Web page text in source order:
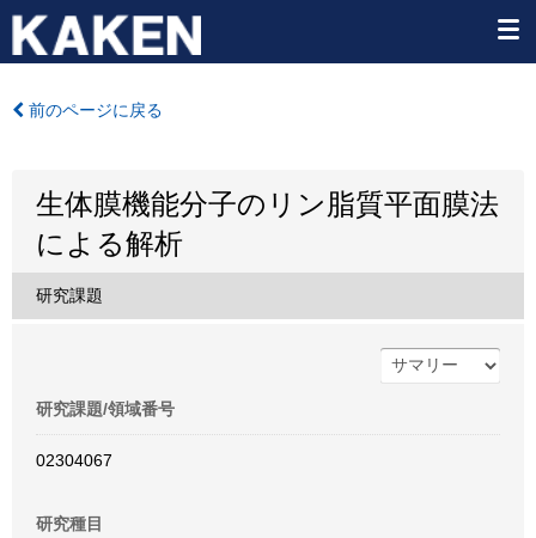
前のページに戻る
生体膜機能分子のリン脂質平面膜法
による解析
研究課題
研究課題/領域番号
02304067
研究種目